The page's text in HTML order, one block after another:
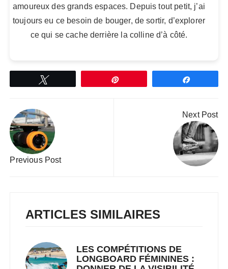
amoureux des grands espaces. Depuis tout petit, j’ai
toujours eu ce besoin de bouger, de sortir, d’explorer
ce qui se cache derrière la colline d’à côté.
Navigation
de
l’article
Previous Post
Next Post
ARTICLES SIMILAIRES
LES COMPÉTITIONS DE
LONGBOARD FÉMININES :